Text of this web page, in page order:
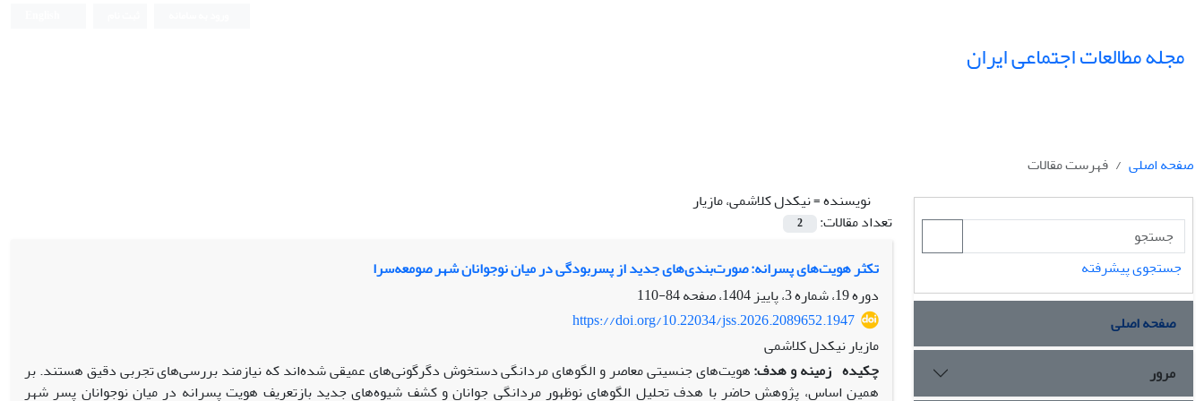
مجله مطالعات اجتماعی ایران
صفحه اصلی
فهرست مقالات
نویسنده =نیکدل کلاشمی، مازیار
تعداد مقالات:
2
تکثر هویت‌های پسرانه: صورت‌بندی‌های جدید از پسربودگی در میان نوجوانان شهر صومعه‌سرا
دوره 19، شماره 3، پاییز 1404، صفحه
84-110
https://doi.org/10.22034/jss.2026.2089652.1947
مازیار نیکدل کلاشمی
چکیده زمینه و هدف:هویت‌های جنسیتی معاصر و الگوهای مردانگی دستخوش دگرگونی‌های عمیقی شده‌اند که نیازمند بررسی‌های تجربی دقیق هستند. بر
همین اساس، پژوهش حاضر با هدف تحلیل الگوهای نوظهور مردانگی جوانان و کشف شیوه‌های جدید بازتعریف هویت پسرانه در میان نوجوانان پسر شهر
جستجوی پیشرفته
صفحه اصلی
مرور